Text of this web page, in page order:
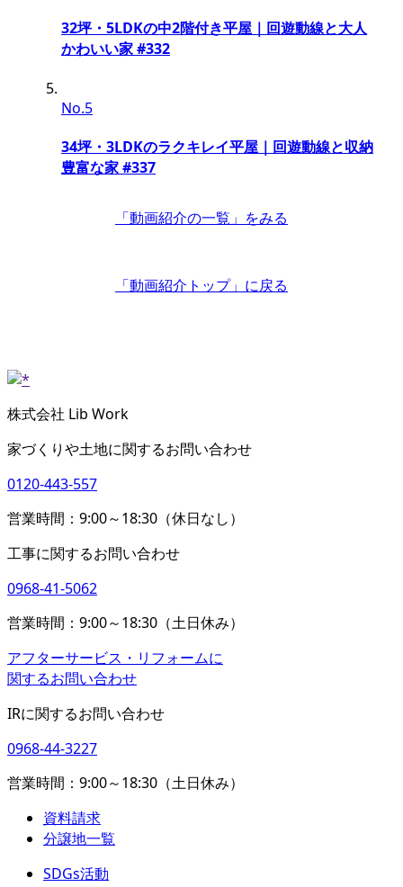
32坪・5LDKの中2階付き平屋｜回遊動線と大人
かわいい家 #332
No.5
34坪・3LDKのラクキレイ平屋｜回遊動線と収納
豊富な家 #337
「動画紹介の一覧」 をみる
「動画紹介トップ」 に戻る
株式会社 Lib Work
家づくりや土地に関するお問い合わせ
0120-443-557
営業時間：9:00～18:30（休日なし）
工事に関するお問い合わせ
0968-41-5062
営業時間：9:00～18:30（土日休み）
アフターサービス・リフォームに
関するお問い合わせ
IRに関するお問い合わせ
0968-44-3227
営業時間：9:00～18:30（土日休み）
資料請求
分譲地一覧
SDGs活動